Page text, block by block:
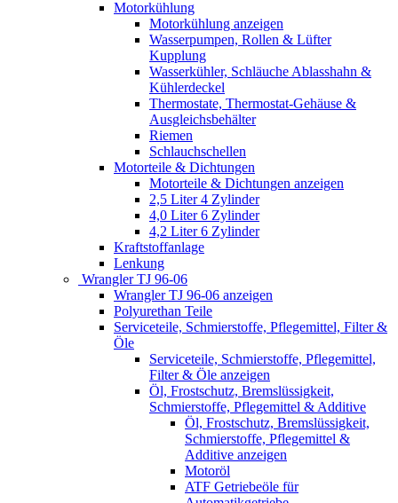
Motorkühlung
Motorkühlung anzeigen
Wasserpumpen, Rollen & Lüfter
Kupplung
Wasserkühler, Schläuche Ablasshahn &
Kühlerdeckel
Thermostate, Thermostat-Gehäuse &
Ausgleichsbehälter
Riemen
Schlauchschellen
Motorteile & Dichtungen
Motorteile & Dichtungen anzeigen
2,5 Liter 4 Zylinder
4,0 Liter 6 Zylinder
4,2 Liter 6 Zylinder
Kraftstoffanlage
Lenkung
Wrangler TJ 96-06
Wrangler TJ 96-06 anzeigen
Polyurethan Teile
Serviceteile, Schmierstoffe, Pflegemittel, Filter &
Öle
Serviceteile, Schmierstoffe, Pflegemittel,
Filter & Öle anzeigen
Öl, Frostschutz, Bremslüssigkeit,
Schmierstoffe, Pflegemittel & Additive
Öl, Frostschutz, Bremslüssigkeit,
Schmierstoffe, Pflegemittel &
Additive anzeigen
Motoröl
ATF Getriebeöle für